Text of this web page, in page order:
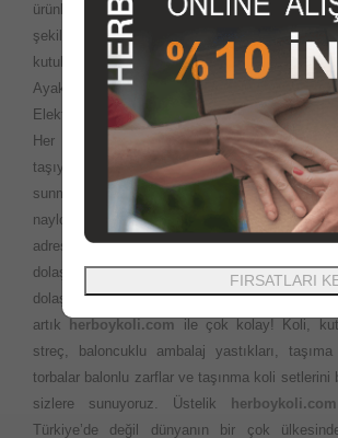
ürünleri
herboykoli.com
olarak İnternet
şekilde, kutu, koli, ambalaj malzemeleri,
kutuları, gıda kutuları, ofset baskılı
Ayakkabı kutuları, Yedekparça kutuları, özel
Elektronik cihaz kutularını en uygun fiyatlara
Her yerde ihtiyaç duyabileceğiniz
taşıyacaksınız? Çok fazla ürün seçeneği ve
sunma politikamız ile istediğiniz
naylon ambalaj ürünlerini aynı gün kargo
adresinize teslim ediyoruz. Taşıma
dolaşmanıza gerek yok. Önceleri evimizi
dolaşarak rica ile bulmaya çalıştığımız kutu
artık
herboykoli.com ile çok kolay! Koli,
streç, baloncuklu ambalaj yastıkları,
torbalar balonlu zarflar ve taşınma koli setlerini
sizlere sunuyoruz. Üstelik
Türkiye’de değil dünyanın bir çok
FIRSATLARI